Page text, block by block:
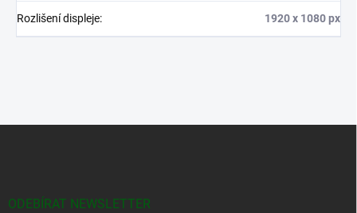
Rozlišení displeje: 1920 x 1080 px
ODEBÍRAT NEWSLETTER